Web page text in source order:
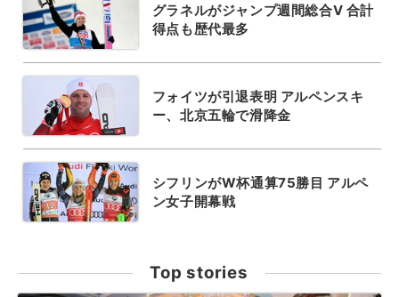
グラネルがジャンプ週間総合V 合計
得点も歴代最多
フォイツが引退表明 アルペンスキ
ー、北京五輪で滑降金
シフリンがW杯通算75勝目 アルペ
ン女子開幕戦
Top stories